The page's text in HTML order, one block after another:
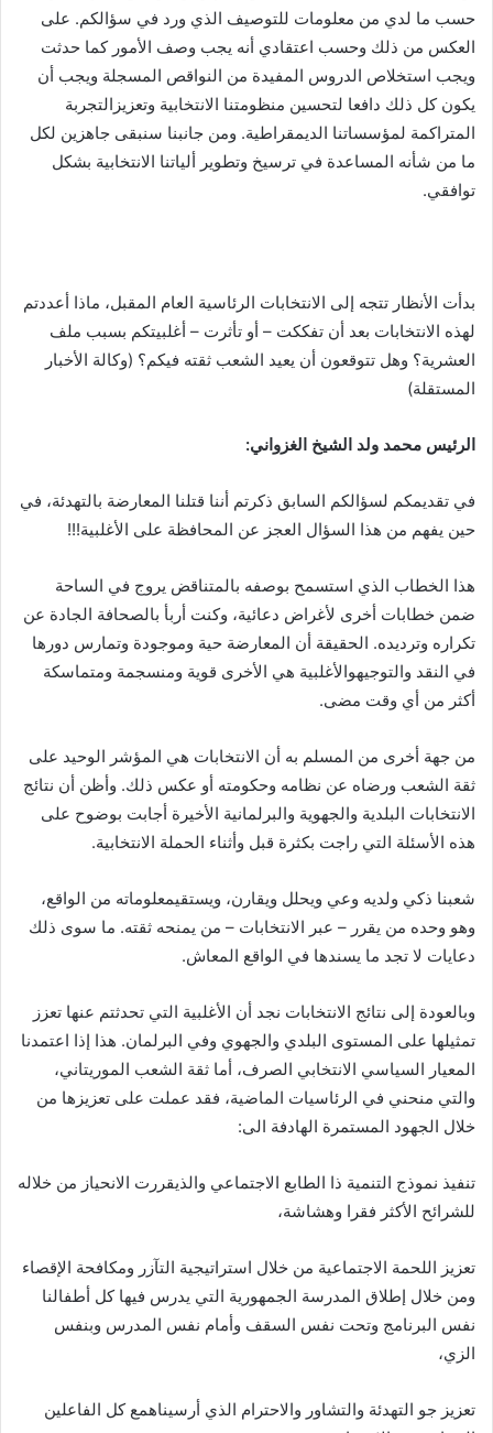
حسب ما لدي من معلومات للتوصيف الذي ورد في سؤالكم. على
العكس من ذلك وحسب اعتقادي أنه يجب وصف الأمور كما حدثت
ويجب استخلاص الدروس المفيدة من النواقص المسجلة ويجب أن
يكون كل ذلك دافعا لتحسين منظومتنا الانتخابية وتعزيزالتجربة
المتراكمة لمؤسساتنا الديمقراطية. ومن جانبنا سنبقى جاهزين لكل
ما من شأنه المساعدة في ترسيخ وتطوير ألياتنا الانتخابية بشكل
توافقي.
بدأت الأنظار تتجه إلى الانتخابات الرئاسية العام المقبل، ماذا أعددتم
لهذه الانتخابات بعد أن تفككت – أو تأثرت – أغلبيتكم بسبب ملف
العشرية؟ وهل تتوقعون أن يعيد الشعب ثقته فيكم؟ (وكالة الأخبار
المستقلة)
الرئيس محمد ولد الشيخ الغزواني:
في تقديمكم لسؤالكم السابق ذكرتم أننا قتلنا المعارضة بالتهدئة، في
حين يفهم من هذا السؤال العجز عن المحافظة على الأغلبية!!!
هذا الخطاب الذي استسمح بوصفه بالمتناقض يروج في الساحة
ضمن خطابات أخرى لأغراض دعائية، وكنت أربأ بالصحافة الجادة عن
تكراره وترديده. الحقيقة أن المعارضة حية وموجودة وتمارس دورها
في النقد والتوجيهوالأغلبية هي الأخرى قوية ومنسجمة ومتماسكة
أكثر من أي وقت مضى.
من جهة أخرى من المسلم به أن الانتخابات هي المؤشر الوحيد على
ثقة الشعب ورضاه عن نظامه وحكومته أو عكس ذلك. وأظن أن نتائج
الانتخابات البلدية والجهوية والبرلمانية الأخيرة أجابت بوضوح على
هذه الأسئلة التي راجت بكثرة قبل وأثناء الحملة الانتخابية.
شعبنا ذكي ولديه وعي ويحلل ويقارن، ويستقيمعلوماته من الواقع،
وهو وحده من يقرر – عبر الانتخابات – من يمنحه ثقته. ما سوى ذلك
دعايات لا تجد ما يسندها في الواقع المعاش.
وبالعودة إلى نتائج الانتخابات نجد أن الأغلبية التي تحدثتم عنها تعزز
تمثيلها على المستوى البلدي والجهوي وفي البرلمان. هذا إذا اعتمدنا
المعيار السياسي الانتخابي الصرف، أما ثقة الشعب الموريتاني،
والتي منحني في الرئاسيات الماضية، فقد عملت على تعزيزها من
خلال الجهود المستمرة الهادفة الى:
تنفيذ نموذج التنمية ذا الطابع الاجتماعي والذيقررت الانحياز من خلاله
للشرائح الأكثر فقرا وهشاشة،
تعزيز اللحمة الاجتماعية من خلال استراتيجية التآزر ومكافحة الإقصاء
ومن خلال إطلاق المدرسة الجمهورية التي يدرس فيها كل أطفالنا
نفس البرنامج وتحت نفس السقف وأمام نفس المدرس وبنفس
الزي،
تعزيز جو التهدئة والتشاور والاحترام الذي أرسيناهمع كل الفاعلين